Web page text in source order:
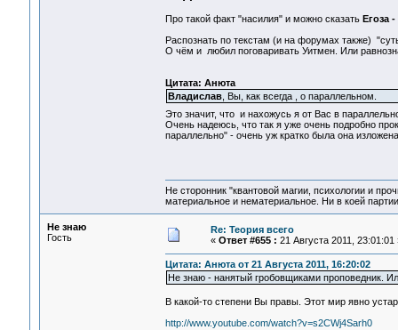
Про такой факт "насилия" и можно сказать Егоза
Распознать по текстам (и на форумах также)
О чём и любил поговаривать Уитмен. Или
Цитата: Анюта
Владислав, Вы, как всегда , о параллельном.
Это значит, что и нахожусь я от Вас в
Очень надеюсь, что так я уже очень подробно
параллельно" - очень уж кратко была она
Не сторонник "квантовой магии, психологии и
материальное и нематериальное. Ни в коей
Не знаю
Гость
Re: Теория всего
« Ответ #655 : 21 Августа 2011, 23:01:01
Цитата: Анюта от 21 Августа 2011, 16:20:02
Не знаю - нанятый гробовщиками проповедник.
В какой-то степени Вы правы. Этот мир явно
http://www.youtube.com/watch?v=s2CWj4Sarh0